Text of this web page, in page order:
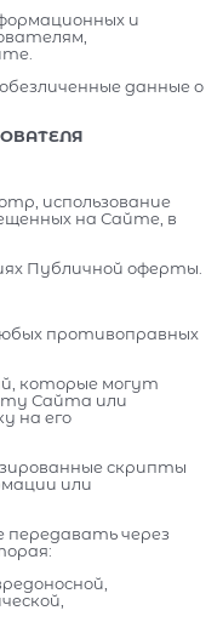
и
данные о
использование
на Сайте, в
Публичной оферты.
противоправных
которые могут
Сайта или
на его
скрипты
или
через